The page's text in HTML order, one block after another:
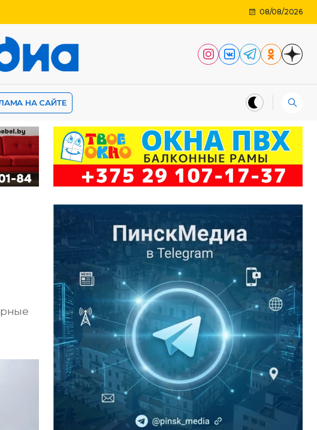
08/08/2026
НА САЙТЕ